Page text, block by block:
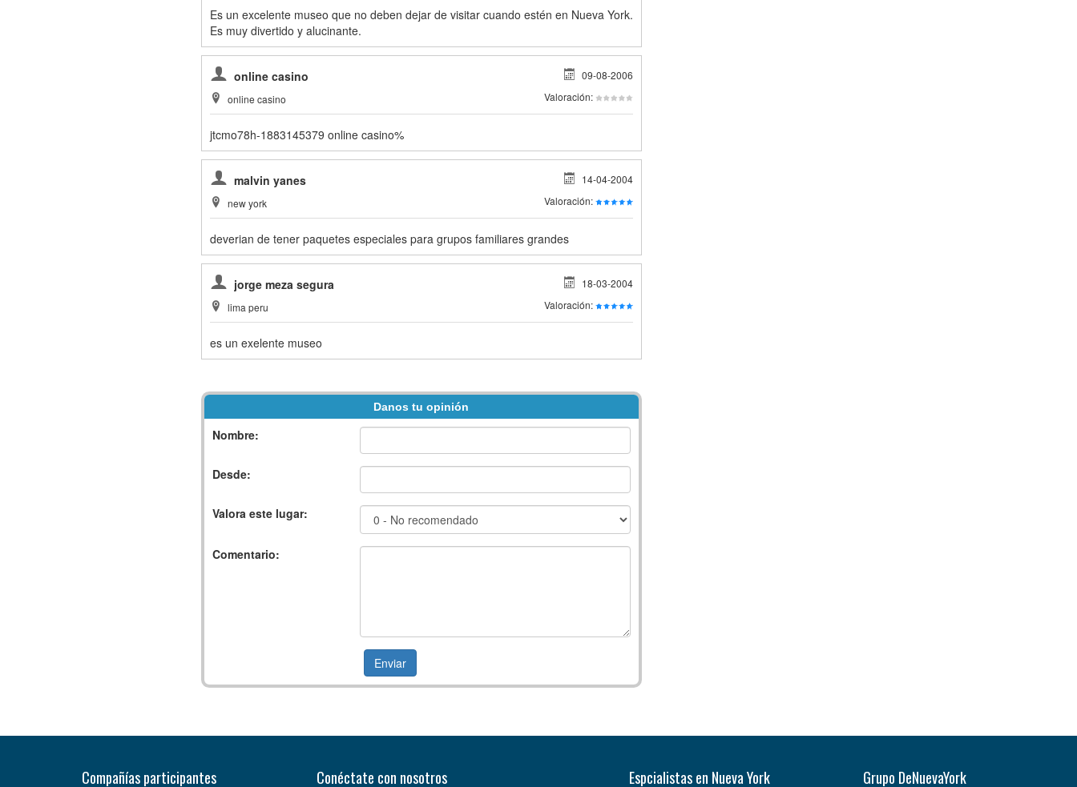
Es un excelente museo que no deben dejar de visitar cuando estén en Nueva York.
Es muy divertido y alucinante.
online casino
online casino
09-08-2006
Valoración:
jtcmo78h-1883145379 online casino%
malvin yanes
new york
14-04-2004
Valoración:
deverian de tener paquetes especiales para grupos familiares grandes
jorge meza segura
lima peru
18-03-2004
Valoración:
es un exelente museo
Danos tu opinión
Nombre:
Desde:
Valora este lugar:
Comentario:
Compañías participantes Conéctate con nosotros Espcialistas en Nueva York Grupo DeNuevaYork